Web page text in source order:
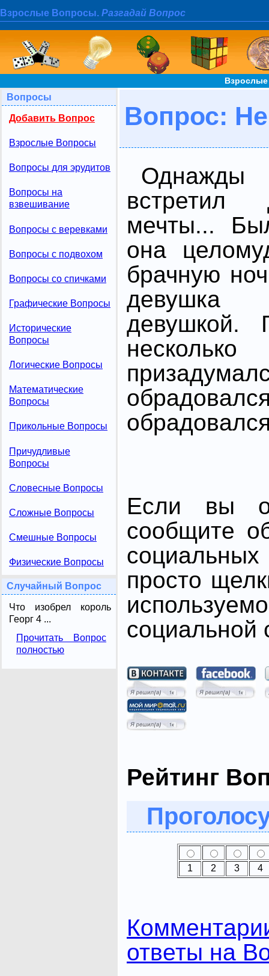
Взрослые Вопросы. Разгадай Вопрос
Вопросы
Добавить Вопрос
Взрослые Вопросы
Вопросы для эрудитов
Вопросы на
взвешивание
Вопросы с веревками
Вопросы с подвохом
Вопросы со спичками
Графические Вопросы
Исторические
Вопросы
Логические Вопросы
Математические
Вопросы
Прикольные Вопросы
Причудливые
Вопросы
Словесные Вопросы
Сложные Вопросы
Смешные Вопросы
Физические Вопросы
Случайный Вопрос
Что изобрел король
Георг 4 ...
Прочитать Вопрос
полностью
Вопрос:
Однажды
встретил
мечты...
она
брачную
девушка
девушкой.
Если вы
сообщите
просто
социальной
Рейтинг
1 2 3 4
ответы на